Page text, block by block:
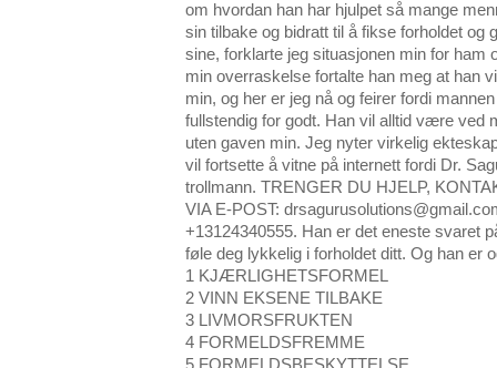
om hvordan han har hjulpet så mange
sin tilbake og bidratt til å fikse forholdet og
sine, forklarte jeg situasjonen min for ham
min overraskelse fortalte han meg at han
min, og her er jeg nå og feirer fordi
fullstendig for godt. Han vil alltid være ved
uten gaven min. Jeg nyter virkelig
vil fortsette å vitne på internett fordi Dr.
trollmann. TRENGER DU HJELP,
VIA E-POST:
+13124340555. Han er det eneste svaret
føle deg lykkelig i forholdet ditt. Og han er
1 KJÆRLIGHETSFORMEL
2 VINN EKSENE TILBAKE
3 LIVMORSFRUKTEN
4 FORMELDSFREMME